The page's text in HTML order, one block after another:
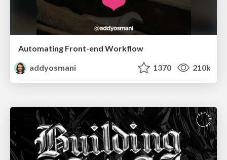
Automating Front-end Workflow
addyosmani
1370 210k